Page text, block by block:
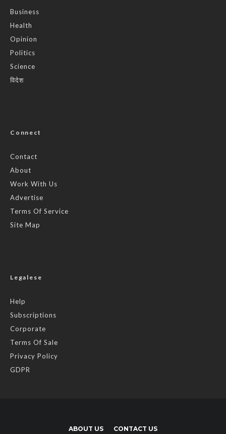
Business
Health
Opinion
Politics
Science
विदेश
Connect
Contact
About
Work With Us
Advertise
Terms Of Service
Site Map
Legalese
Help
Subscriptions
Corporate
Terms Of Sale
Privacy Policy
GDPR
ABOUT US CONTACT US